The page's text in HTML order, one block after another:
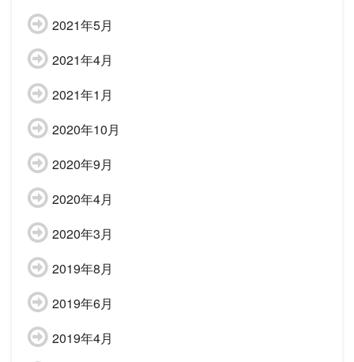
2021年5月
2021年4月
2021年1月
2020年10月
2020年9月
2020年4月
2020年3月
2019年8月
2019年6月
2019年4月